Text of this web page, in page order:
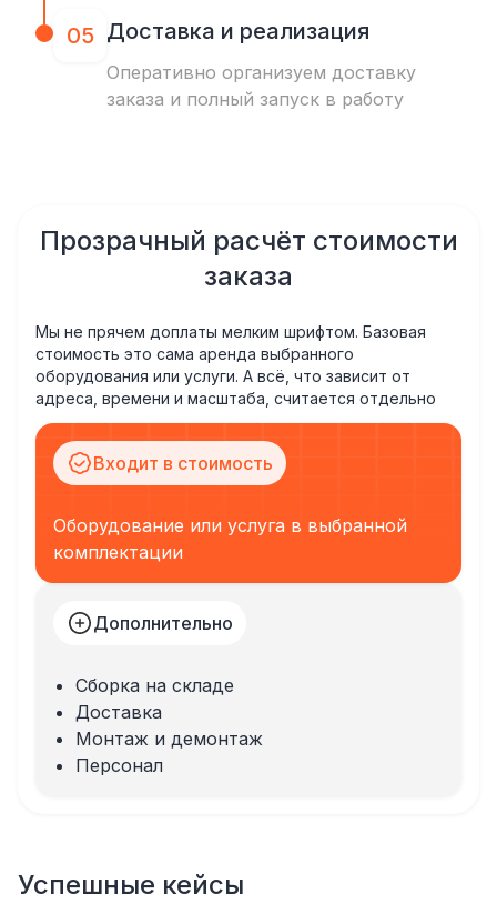
05 Доставка и реализация
Оперативно организуем доставку
заказа и полный запуск в работу
Прозрачный расчёт стоимости
заказа
Мы не прячем доплаты мелким шрифтом. Базовая
стоимость это сама аренда выбранного
оборудования или услуги. А всё, что зависит от
адреса, времени и масштаба, считается отдельно
Входит в стоимость
Оборудование или услуга в выбранной
комплектации
Дополнительно
Сборка на складе
Доставка
Монтаж и демонтаж
Персонал
Успешные кейсы